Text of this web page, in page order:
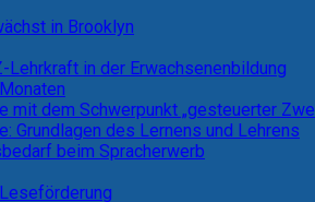
in Brooklyn
Lehrkraft in der Erwachsenenbildung
mit dem Schwerpunkt „gesteuerter
Grundlagen des Lernens und Lehrens
beim Spracherwerb